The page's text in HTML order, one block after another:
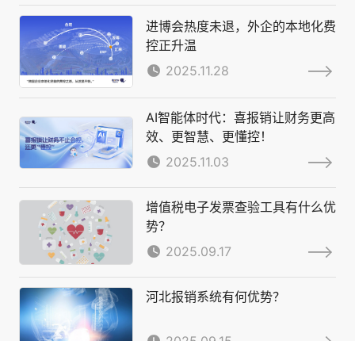
进博会热度未退，外企的本地化费
控正升温
2025.11.28
AI智能体时代：喜报销让财务更高
效、更智慧、更懂控！
2025.11.03
增值税电子发票查验工具有什么优
势？
2025.09.17
河北报销系统有何优势？